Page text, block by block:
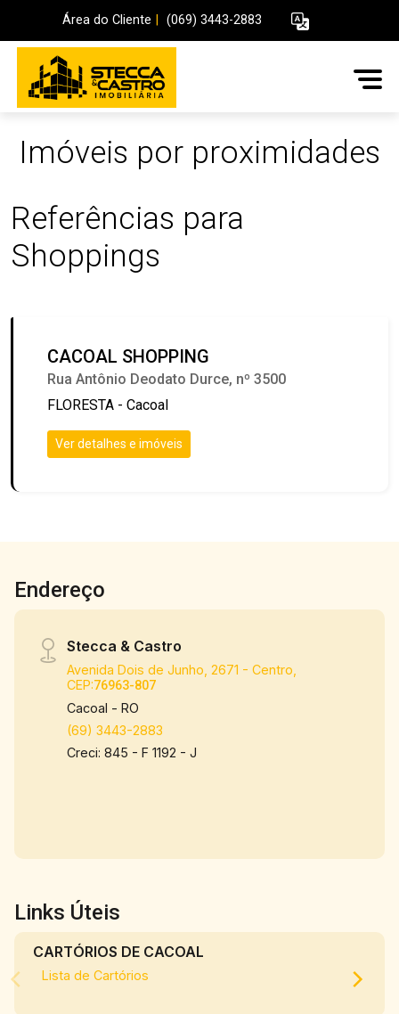
Área do Cliente (069) 3443-2883
Imóveis por proximidades
Referências para
Shoppings
CACOAL SHOPPING
Rua Antônio Deodato Durce, nº 3500
FLORESTA - Cacoal
Ver detalhes e imóveis
Endereço
Stecca & Castro
Avenida Dois de Junho, 2671 - Centro,
CEP:76963-807
Cacoal - RO
(69) 3443-2883
Creci: 845 - F 1192 - J
Links Úteis
CARTÓRIOS DE CACOAL
Lista de Cartórios